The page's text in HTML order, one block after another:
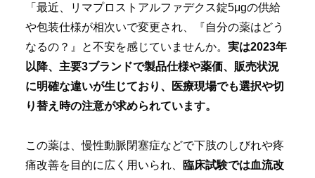
「最近、リマプロストアルファデクス錠5μgの供給
や包装仕様が相次いで変更され、『自分の薬はどう
なるの？』と不安を感じていませんか。 実は2023年
以降、主要3ブランドで製品仕様や薬価、販売状況
に明確な違いが生じており、医療現場でも選択や切
り替え時の注意が求められています。
この薬は、慢性動脈閉塞症などで下肢のしびれや疼
痛改善を目的に広く用いられ、
臨床試験では血流改